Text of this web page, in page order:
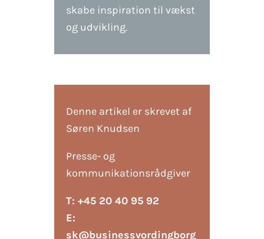
skabe inspiration til vækst
og udvikling.
Denne artikel er skrevet af
Søren Knudsen
Presse- og
kommunikationsrådgiver
T: +45 20 40 95 92
E:
sk@businessvordingborg